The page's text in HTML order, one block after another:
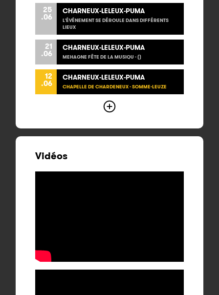
25
.06
CHARNEUX-LELEUX-PUMA
L'ÉVÉNEMENT SE DÉROULE DANS DIFFÉRENTS
LIEUX
21
.06
CHARNEUX-LELEUX-PUMA
MEHAGNE FÊTE DE LA MUSIQU - ()
12
.06
CHARNEUX-LELEUX-PUMA
CHAPELLE DE CHARDENEUX - SOMME-LEUZE
Vidéos